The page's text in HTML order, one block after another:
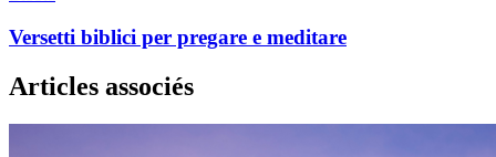
Versetti biblici per pregare e meditare
Articles associés